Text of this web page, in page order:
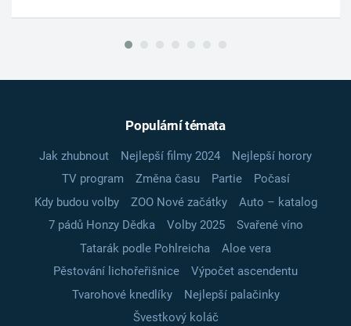
Populární témata
Jak zhubnout Nejlepší filmy 2024
Nejlepší horory
TV program
Změna času Partie
Počasí
Kdy budou volby
ZOO Nové začátky
Auto – katalog
7 pádů Honzy Dědka
Volby 2025
Svařené víno
Tatarák podle Pohlreicha
Aloe vera
Pěstování lichořeřišnice
Výpočet ascendentu
Tvarohové knedlíky
Nejlepší palačinky
Švestkový koláč